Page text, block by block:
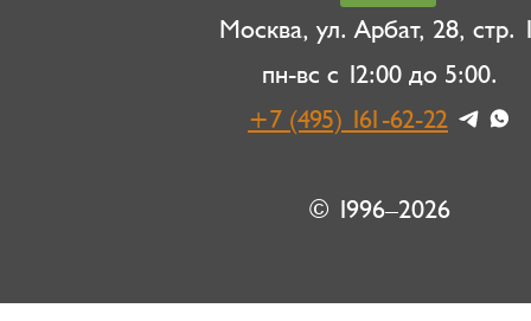
Москва, ул. Арбат, 28, стр.
пн-вс с 12:00 до 5:00.
+7 (495) 161-62-22
© 1996–2026